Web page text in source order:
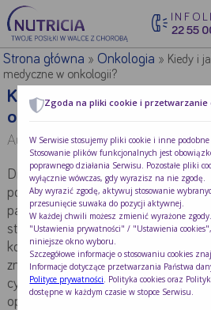
22 55
Początek treści głównej
Strona główna » Onkologia » Kiedy i
medyczne w onkologii?
Kiedy i jak stosować
onkologii?
Autor:mgr Magdalena Giełbaga-
Dieta oraz wsparcie żywieniowe to
pojawiających się tematów wśród
pacjentów onkologicznych. To
stawiani są przed wyzwaniem, jak
komponować posiłki, aby chory był
znosił leczenie oraz szybciej
cyklach chemioterapii,
operacyjnych. Dobrze zbilansowana
Zgoda na pliki cookie i przetwarzanie
W Serwisie stosujemy pliki cookie i inne
Stosowanie plików funkcjonalnych jest
poprawnego działania Serwisu. Pozostałe pliki
wyłącznie wówczas, gdy wyrazisz na nie zgodę.
Aby wyrazić zgodę, aktywuj stosowanie
przesunięcie suwaka do pozycji aktywnej.
W każdej chwili możesz zmienić wyrażone
"Ustawienia prywatności" / "Ustawienia
niniejsze okno wyboru.
Szczegółowe informacje o stosowaniu cookies
Informacje dotyczące przetwarzania Państwa
Polityce prywatności . Polityka cookies oraz
dostępne w każdym czasie w stopce Serwisu.